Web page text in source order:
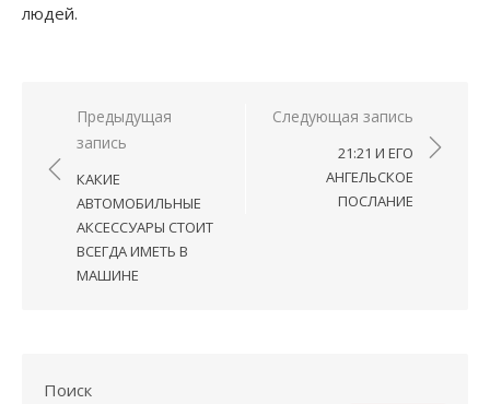
людей.
Навигация
записям
Предыдущая
запись
КАКИЕ
АВТОМОБИЛЬНЫЕ
АКСЕССУАРЫ СТОИТ
ВСЕГДА ИМЕТЬ В
МАШИНЕ
Следующая запись
21:21 И ЕГО
АНГЕЛЬСКОЕ
ПОСЛАНИЕ
Поиск